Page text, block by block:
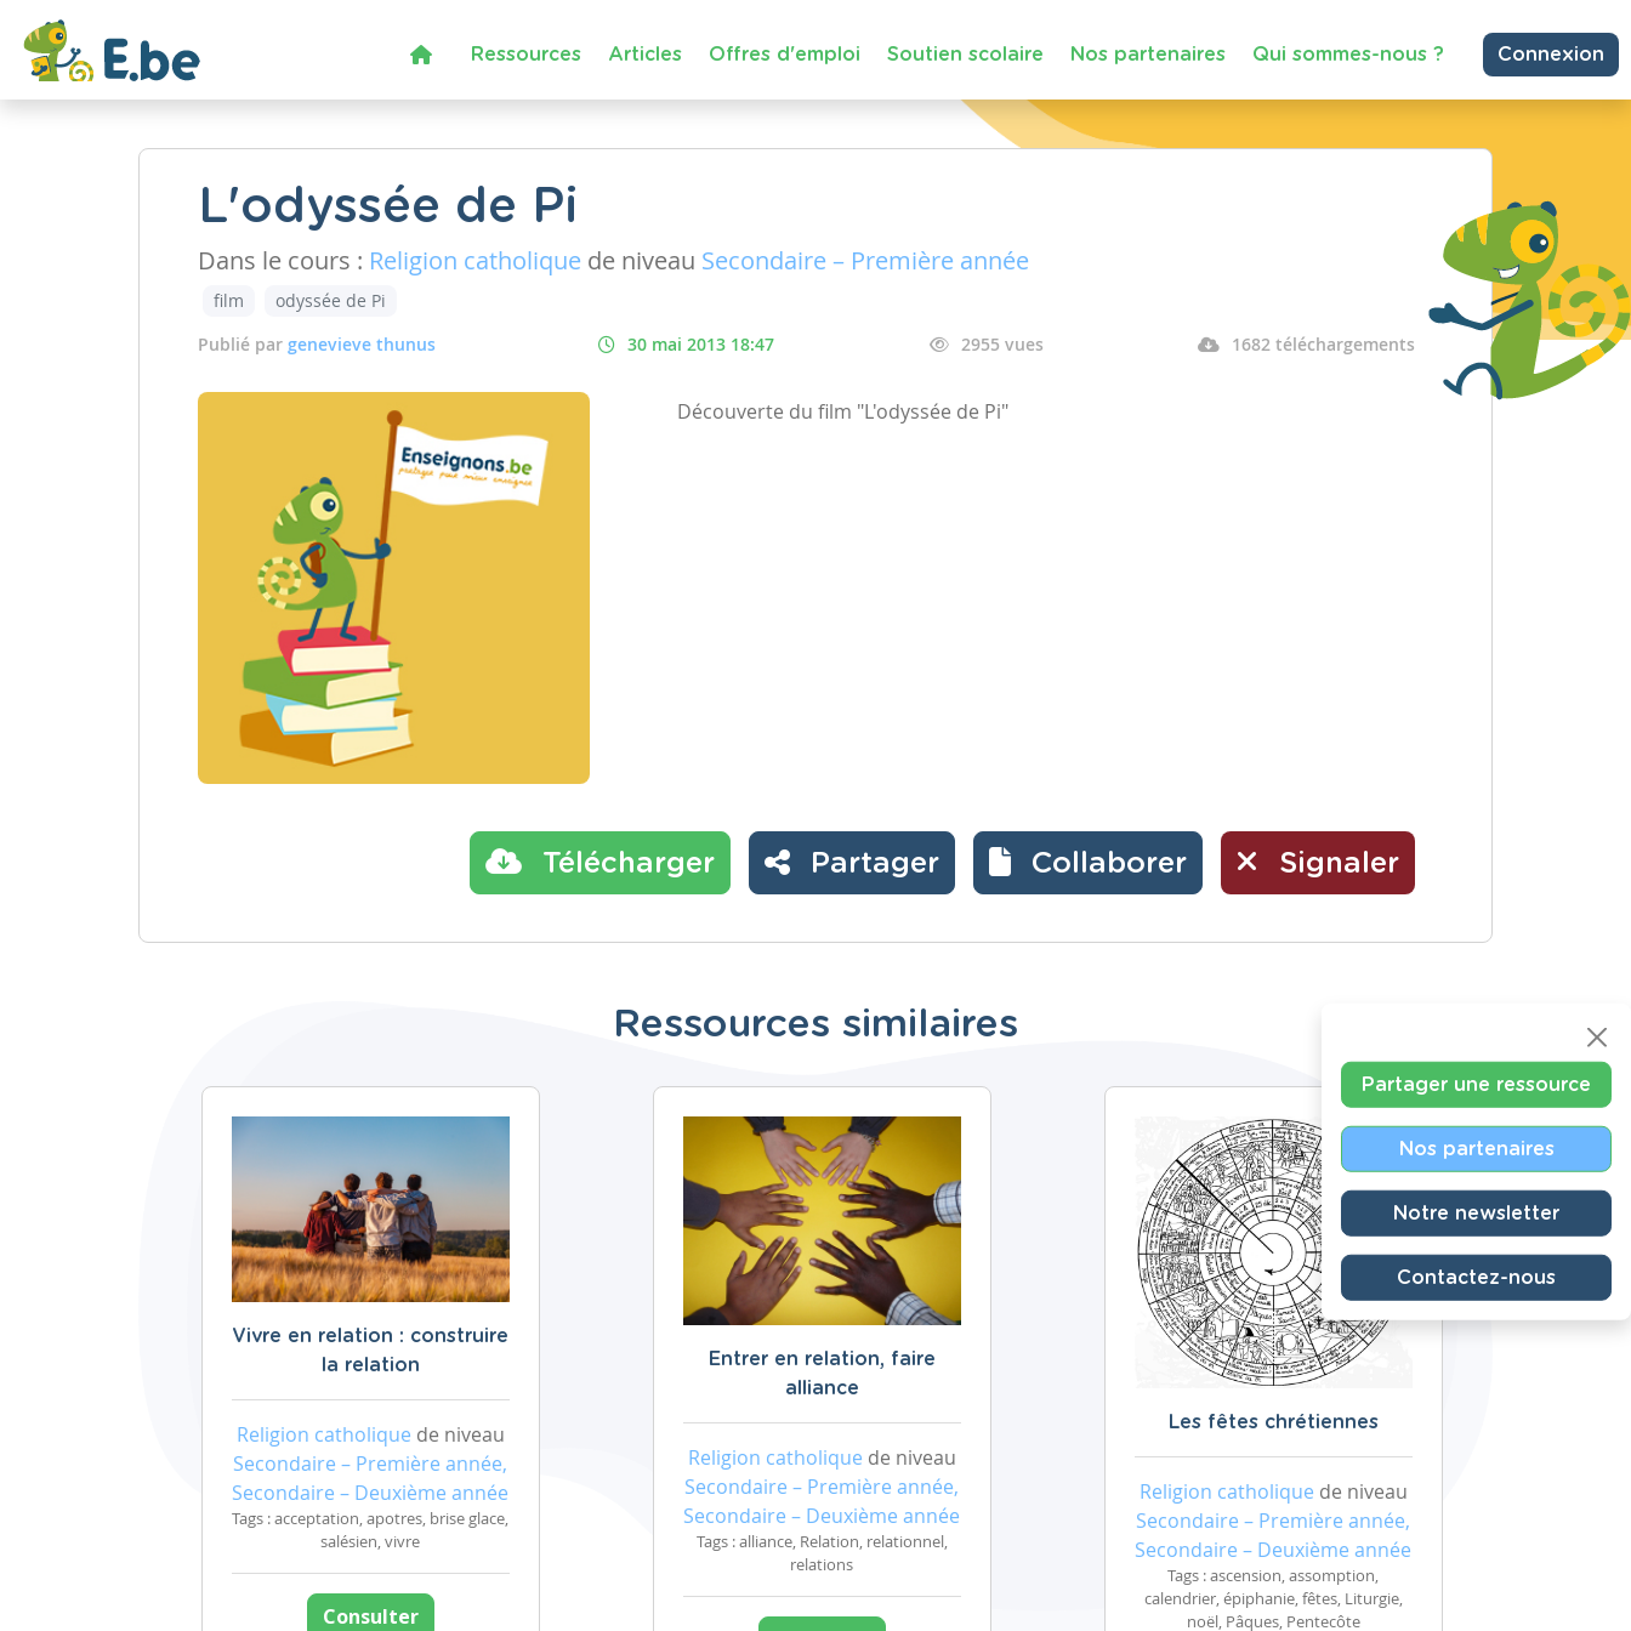
Ressources Articles Offres d'emploi Soutien scolaire Nos partenaires Qui sommes-nous ? Connexion
L'odyssée de Pi
Dans le cours : Religion catholique de niveau Secondaire – Première année
film
odyssée de Pi
Publié par genevieve thunus 30 mai 2013 18:47 2955 vues 1682 téléchargements
Découverte du film "L'odyssée de Pi"
Télécharger Partager Collaborer Signaler
Ressources similaires
Vivre en relation : construire
la relation
Religion catholique de niveau
Secondaire – Première année,
Secondaire – Deuxième année
Tags : acceptation, apotres, brise glace,
salésien, vivre
Consulter
Entrer en relation, faire
alliance
Religion catholique de niveau
Secondaire – Première année,
Secondaire – Deuxième année
Tags : alliance, Relation, relationnel,
relations
Les fêtes chrétiennes
Religion catholique de niveau
Secondaire – Première année,
Secondaire – Deuxième année
Tags : ascension, assomption,
calendrier, épiphanie, fêtes, Liturgie,
noël, Pâques, Pentecôte
Partager une ressource
Nos partenaires
Notre newsletter
Contactez-nous